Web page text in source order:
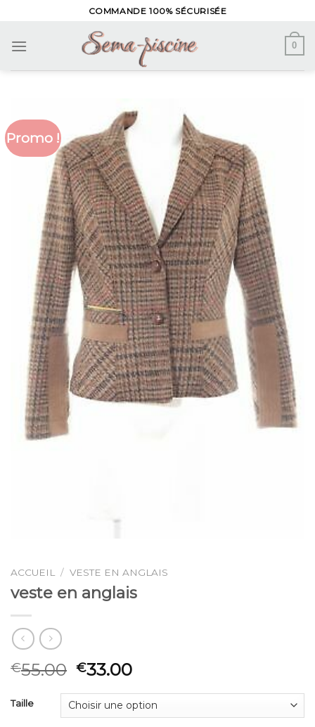
content
COMMANDE 100% SÉCURISÉE
0
Promo !
ACCUEIL / VESTE EN ANGLAIS
veste en anglais
€55.00 €33.00
Taille